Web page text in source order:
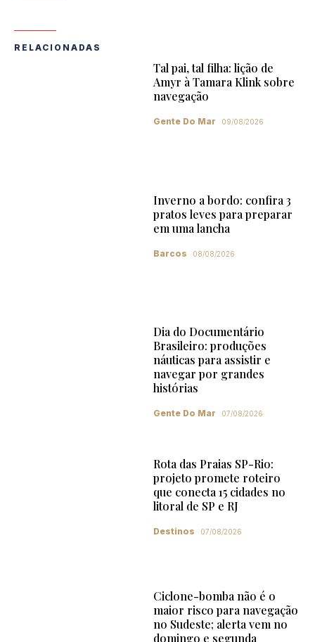
RELACIONADAS
Tal pai, tal filha: lição de
Amyr à Tamara Klink sobre
navegação
Gente Do Mar 09/08/2026
Inverno a bordo: confira 3
pratos leves para preparar
em uma lancha
Barcos 08/08/2026
Dia do Documentário
Brasileiro: produções
náuticas para assistir e
navegar por grandes
histórias
Gente Do Mar 07/08/2026
Rota das Praias SP-Rio:
projeto promete roteiro
que conecta 15 cidades no
litoral de SP e RJ
Destinos 07/08/2026
Ciclone-bomba não é o
maior risco para navegação
no Sudeste; alerta vem no
domingo e segunda